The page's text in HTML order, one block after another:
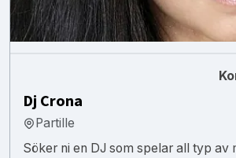
Dj Crona
Partille
Söker ni en DJ som spelar all typ av